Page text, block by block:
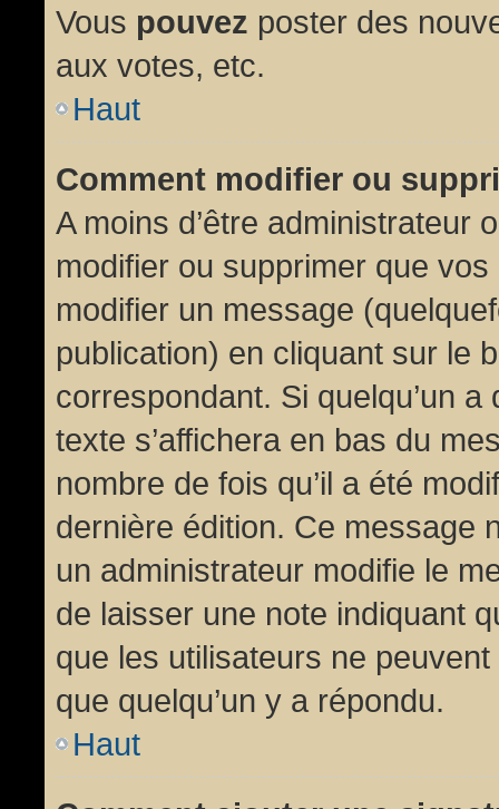
Vous pouvez poster des
aux votes, etc.
Haut
Comment modifier ou
A moins d’être administrateur
modifier ou supprimer que
modifier un message
publication) en cliquant sur le
correspondant. Si quelqu’un
texte s’affichera en bas du
nombre de fois qu’il a été
dernière édition. Ce message
un administrateur modifie le
de laisser une note indiquant
que les utilisateurs ne
que quelqu’un y a répondu.
Haut